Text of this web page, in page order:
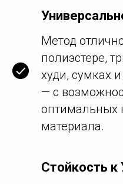
Метод
полиэстере,
худи, сумках
— с
оптимальных
материала.
Стойкость